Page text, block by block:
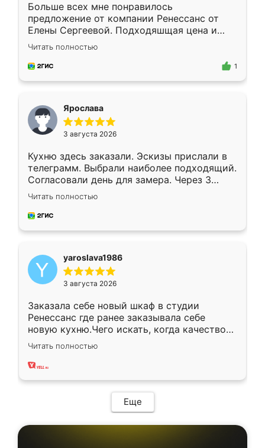
Больше всех мне понравилось
предложение от компании Ренессанс от
Елены Сергеевой. Подходяшщая цена и
короткие сроки изготовления. Приехавший
для замера сотрудник Владислав
предложил по моему эскизу самый
Читать полностью
1
Ярослава
3 августа 2026
Кухню здесь заказали. Эскизы прислали в
телеграмм. Выбрали наиболее подходящий.
Согласовали день для замера. Через 3
недели кухня была уже готова. Остались
довольны работой. Спасибо Ренессанс
мебель за качественную работу!
Читать полностью
yaroslava1986
3 августа 2026
Заказала себе новый шкаф в студии
Ренессанс где ранее заказывала себе
новую кухню.Чего искать, когда качеством
вполне довольна. Служит кухня уже почти
два года, нареканий нет.
Читать полностью
Еще